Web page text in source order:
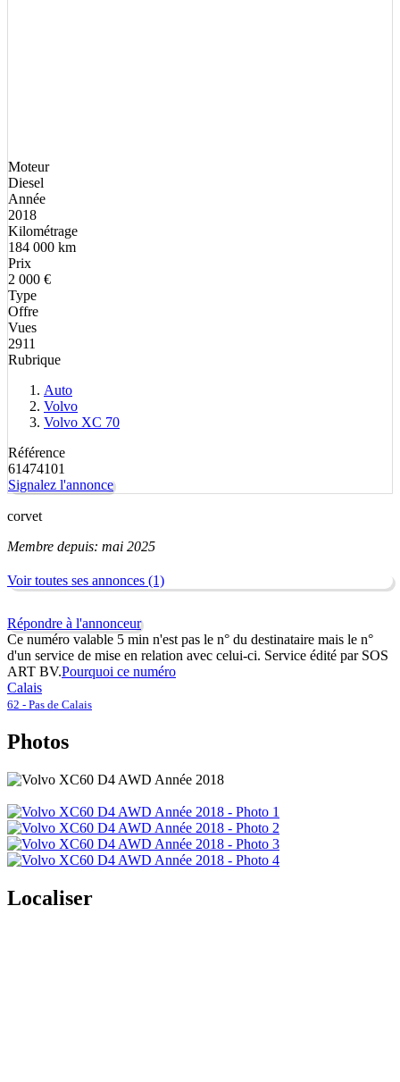
Moteur
Diesel
Année
2018
Kilométrage
184 000 km
Prix
2 000 €
Type
Offre
Vues
2911
Rubrique
Auto
Volvo
Volvo XC 70
Référence
61474101
Signalez l'annonce
corvet
Membre depuis: mai 2025
Voir toutes ses annonces (1)
Répondre à l'annonceur
Ce numéro valable 5 min n'est pas le n° du destinataire mais le n°
d'un service de mise en relation avec celui-ci. Service édité par SOS
ART BV.Pourquoi ce numéro
Calais
62 - Pas de Calais
Photos
Localiser